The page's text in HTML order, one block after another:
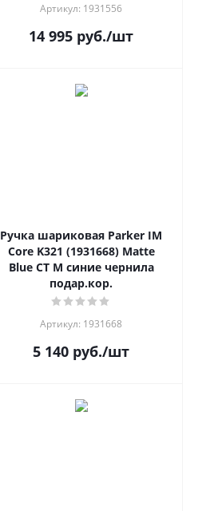
Артикул: 1931556
14 995 руб./шт
Ручка шариковая Parker IM
Core K321 (1931668) Matte
Blue CT M синие чернила
подар.кор.
Артикул: 1931668
5 140 руб./шт